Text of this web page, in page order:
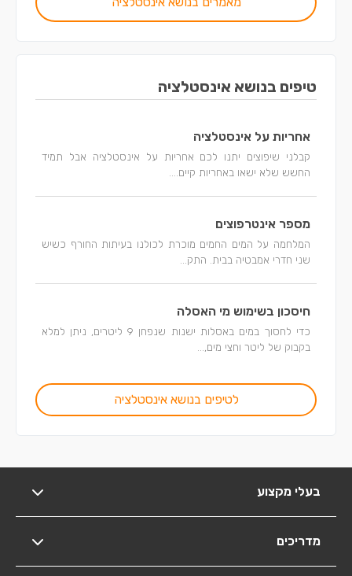
טיפים בנושא אינסטלציה
אחריות על אינסטלציה
קבלני שיפוצים יתנו לכם אחריות על אינסטלציה אבל תמיד
החשש שלא ישאו באחריות קיים....
מספר אינטרפוצים
המלחמה על המים החמים מוכרת לכולנו בעיתות החורף כשיש
שני חדרי אמבטיה בבית. התק...
חיסכון בשימוש מי האסלה
כדי לחסוך במים באסלות ישנות שנפחן 9 ליטרים, ניתן למלא
בקבוק של ליטר וחצי מים,...
לטיפים בנושא אינסטלציה
בעלי מקצוע
מדריכים